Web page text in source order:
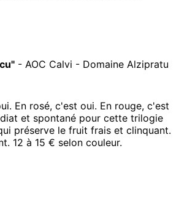
- AOC Calvi - Domaine Alzipratu
En rosé, c'est oui. En rouge, c'est
et spontané pour cette trilogie
préserve le fruit frais et clinquant.
12 à 15 € selon couleur.